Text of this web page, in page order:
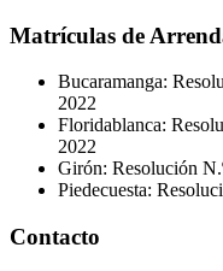
Matrículas de
Bucaramanga:
2022
Floridablanca:
2022
Girón: Resolución
Piedecuesta:
Contacto